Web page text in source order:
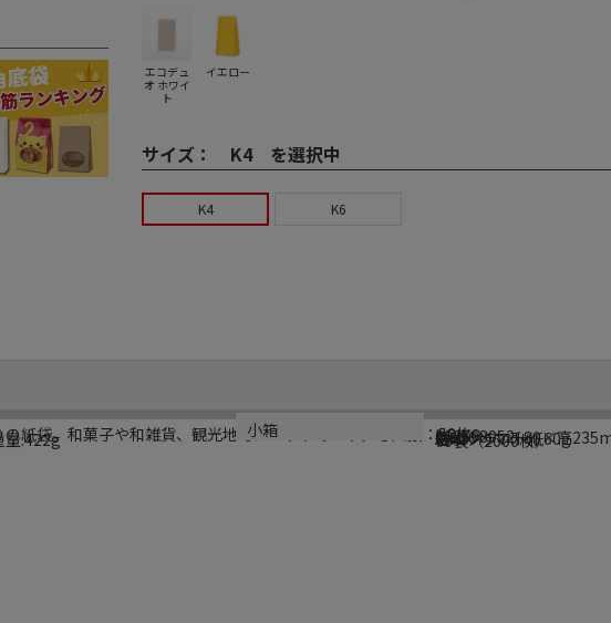
エコデュ
オ ホワイ
ト
イエロー
サイズ： K4 を選択中
K4 K6
の紙袋。和菓子や和雑貨、観光地等におすすめです。●入数：50枚
ブランド名
HEIKO
メーカー品番
002698052
サイズ
幅130×マチ80×高
材質
未晒クラフト紙60g
:422g
生産国
日本
小箱
40袋（2000枚）